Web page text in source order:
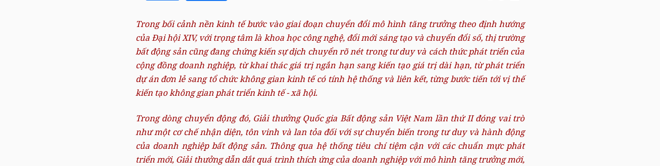
Trong bối cảnh nền kinh tế bước vào giai đoạn chuyển đổi mô hình tăng trưởng theo định hướng
của Đại hội XIV, với trọng tâm là khoa học công nghệ, đổi mới sáng tạo và chuyển đổi số, thị trường
bất động sản cũng đang chứng kiến sự dịch chuyển rõ nét trong tư duy và cách thức phát triển của
cộng đồng doanh nghiệp, từ khai thác giá trị ngắn hạn sang kiến tạo giá trị dài hạn, từ phát triển
dự án đơn lẻ sang tổ chức không gian kinh tế có tính hệ thống và liên kết,từng bước tiến tới vị thế
kiến tạo không gian phát triển kinh tế - xã hội.
Trong dòng chuyển động đó, Giải thưởng Quốc gia Bất động sản Việt Nam lần thứ II đóng vai trò
như một cơ chế nhận diện, tôn vinh và lan tỏa đối với sự chuyển biến trong tư duy và hành động
của doanh nghiệp bất động sản. Thông qua hệ thống tiêu chí tiệm cận với các chuẩn mực phát
triển mới, Giải thưởng dẫn dắt quá trình thích ứng của doanh nghiệp với mô hình tăng trưởng mới,